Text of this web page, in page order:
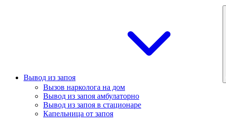
Вывод из запоя
Вызов нарколога на дом
Вывод из запоя амбулаторно
Вывод из запоя в стационаре
Капельница от запоя